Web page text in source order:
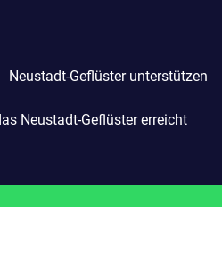
Neustadt-Geflüster unterstützen
Neustadt-Geflüster erreicht